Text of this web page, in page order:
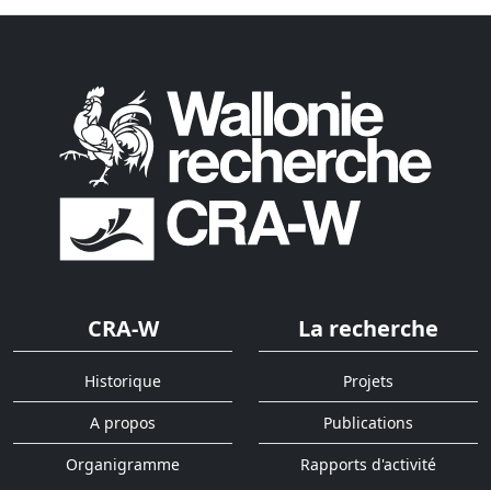
CRA-W
Historique
A propos
Organigramme
La recherche
Projets
Publications
Rapports d'activité